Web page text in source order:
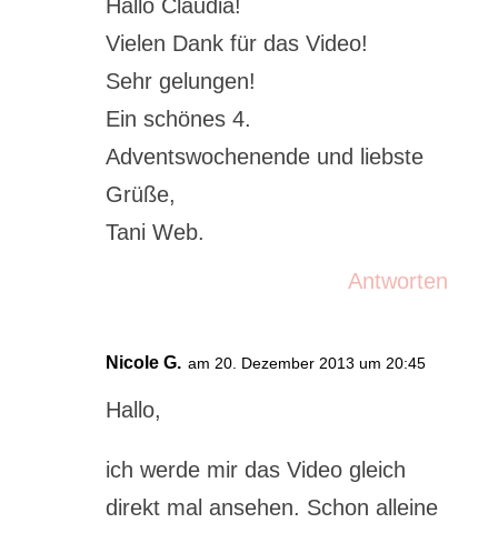
Hallo Claudia!
Vielen Dank für das Video!
Sehr gelungen!
Ein schönes 4.
Adventswochenende und liebste
Grüße,
Tani Web.
Antworten
Nicole G. am 20. Dezember 2013 um 20:45
Hallo,
ich werde mir das Video gleich
direkt mal ansehen. Schon alleine